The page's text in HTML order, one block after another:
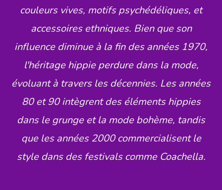
couleurs vives, motifs psychédéliques, et
accessoires ethniques. Bien que son
influence diminue à la fin des années 1970,
l'héritage hippie perdure dans la mode,
évoluant à travers les décennies. Les années
80 et 90 intègrent des éléments hippies
dans le grunge et la mode bohème, tandis
que les années 2000 commercialisent le
style dans des festivals comme Coachella.